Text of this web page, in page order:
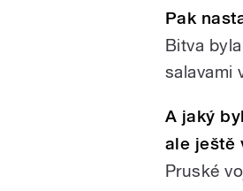
Pak
Bitva
salavami
A jaký
ale ještě
Pruské